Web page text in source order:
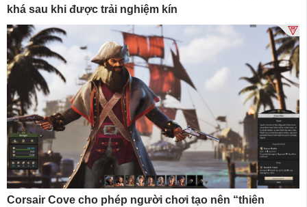
khá sau khi được trải nghiệm kín
Corsair Cove cho phép người chơi tạo nên “thiên